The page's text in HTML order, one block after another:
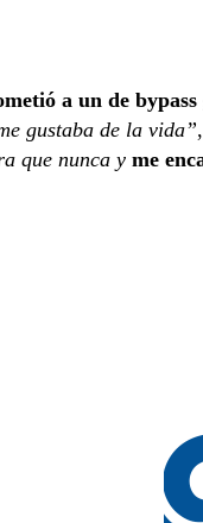
a un de
gustaba de la vida”
que nunca y me